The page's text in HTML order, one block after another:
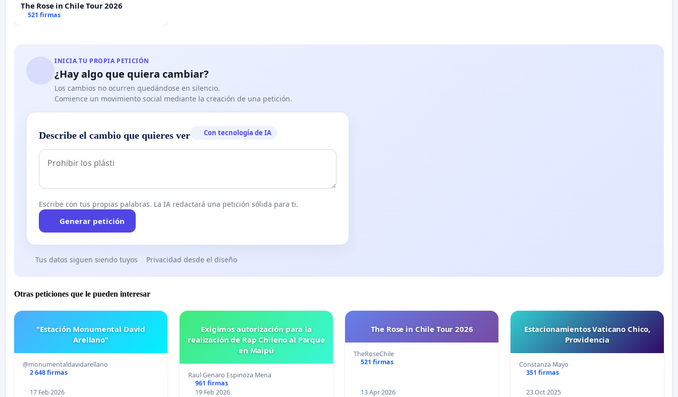
The Rose in Chile Tour 2026
521 firmas
INICIA TU PROPIA PETICIÓN
¿Hay algo que quiera cambiar?
Los cambios no ocurren quedándose en silencio.
Comience un movimiento social mediante la creación de una petición.
Describe el cambio que quieres ver Con tecnología de IA
Escribe con tus propias palabras. La IA redactará una petición sólida para ti.
Generar petición
Tus datos siguen siendo tuyos Privacidad desde el diseño
Otras peticiones que le pueden interesar
"Estación Monumental David
Arellano"
@monumentaldavidarellano
2 648 firmas
17 Feb 2026
Exigimos autorización para la
realización de Rap Chileno al Parque
en Maipú
Raul Genaro Espinoza Mena
961 firmas
19 Feb 2026
The Rose in Chile Tour 2026
TheRoseChile
521 firmas
13 Apr 2026
Estacionamientos Vaticano Chico,
Providencia
Constanza Mayo
351 firmas
23 Oct 2025